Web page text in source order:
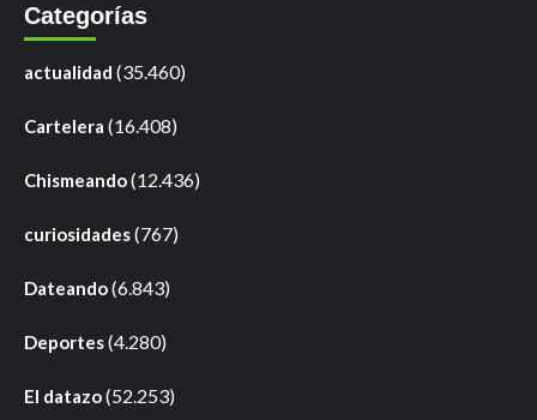
Categorías
actualidad (35.460)
Cartelera (16.408)
Chismeando(12.436)
curiosidades(767)
Dateando(6.843)
Deportes(4.280)
El datazo(52.253)